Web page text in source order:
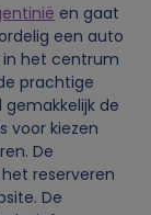
en gaat
een auto
in het centrum
prachtige
de
voor kiezen
De
reserveren
De